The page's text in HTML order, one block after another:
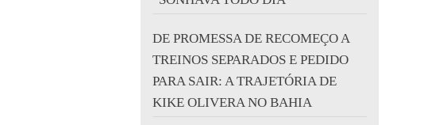
DE PROMESSA DE RECOMEÇO A
TREINOS SEPARADOS E PEDIDO
PARA SAIR: A TRAJETÓRIA DE
KIKE OLIVERA NO BAHIA